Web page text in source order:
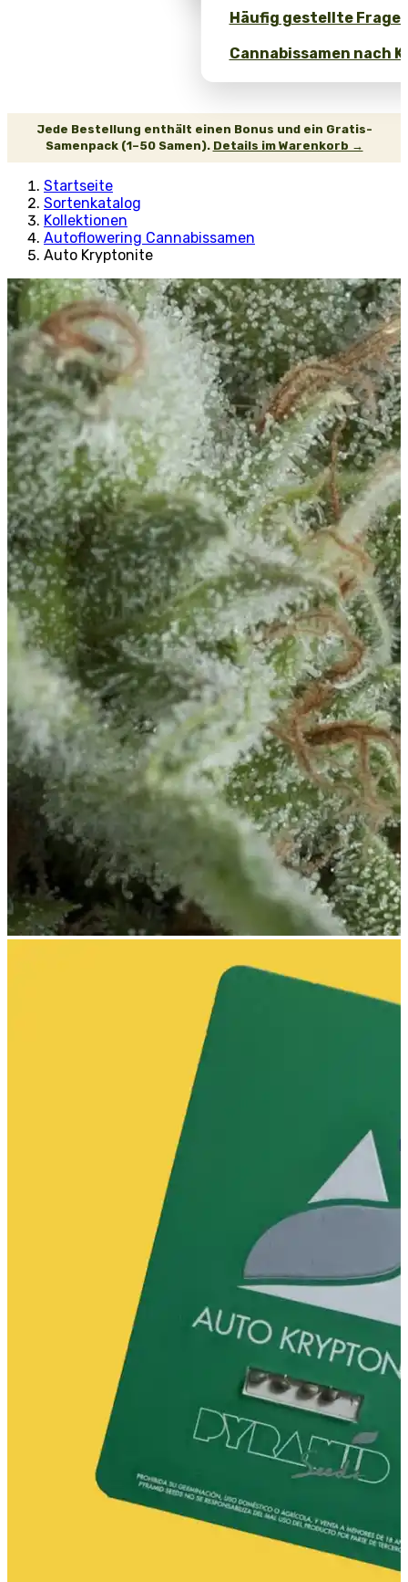
Häufig gestellte Fragen
Cannabissamen nach
Jede Bestellung enthält einen Bonus und ein Gratis-
Samenpack (1–50 Samen). Details im Warenkorb →
Startseite
Sortenkatalog
Kollektionen
Autoflowering Cannabissamen
Auto Kryptonite